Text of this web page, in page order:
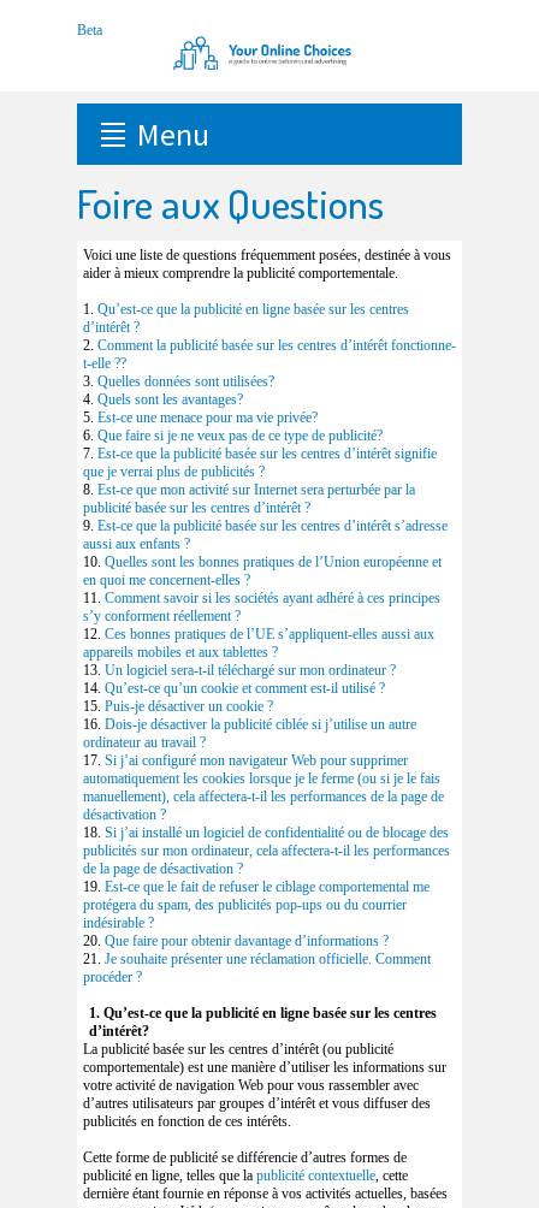
Menu
Foire aux Questions
Voici une liste de questions fréquemment posées, destinée à vous
aider à mieux comprendre la publicité comportementale.
1. Qu’est-ce que la publicité en ligne basée sur les centres
d’intérêt ?
2. Comment la publicité basée sur les centres d’intérêt fonctionne-
t-elle ??
3. Quelles données sont utilisées?
4. Quels sont les avantages?
5. Est-ce une menace pour ma vie privée?
6. Que faire si je ne veux pas de ce type de publicité?
7. Est-ce que la publicité basée sur les centres d’intérêt signifie
que je verrai plus de publicités ?
8. Est-ce que mon activité sur Internet sera perturbée par la
publicité basée sur les centres d’intérêt ?
9. Est-ce que la publicité basée sur les centres d’intérêt s’adresse
aussi aux enfants ?
10. Quelles sont les bonnes pratiques de l’Union européenne et
en quoi me concernent-elles ?
11. Comment savoir si les sociétés ayant adhéré à ces principes
s’y conforment réellement ?
12. Ces bonnes pratiques de l’UE s’appliquent-elles aussi aux
appareils mobiles et aux tablettes ?
13. Un logiciel sera-t-il téléchargé sur mon ordinateur ?
14. Qu’est-ce qu’un cookie et comment est-il utilisé ?
15. Puis-je désactiver un cookie ?
16. Dois-je désactiver la publicité ciblée si j’utilise un autre
ordinateur au travail ?
17. Si j’ai configuré mon navigateur Web pour supprimer
automatiquement les cookies lorsque je le ferme (ou si je le fais
manuellement), cela affectera-t-il les performances de la page de
désactivation ?
18. Si j’ai installé un logiciel de confidentialité ou de blocage des
publicités sur mon ordinateur, cela affectera-t-il les performances
de la page de désactivation ?
19. Est-ce que le fait de refuser le ciblage comportemental me
protégera du spam, des publicités pop-ups ou du courrier
indésirable ?
20. Que faire pour obtenir davantage d’informations ?
21. Je souhaite présenter une réclamation officielle. Comment
procéder ?
1. Qu’est-ce que la publicité en ligne basée sur les centres
d’intérêt?
La publicité basée sur les centres d’intérêt (ou publicité
comportementale) est une manière d’utiliser les informations sur
votre activité de navigation Web pour vous rassembler avec
d’autres utilisateurs par groupes d’intérêt et vous diffuser des
publicités en fonction de ces intérêts.
Cette forme de publicité se différencie d’autres formes de
publicité en ligne, telles que la publicité contextuelle, cette
dernière étant fournie en réponse à vos activités actuelles, basées